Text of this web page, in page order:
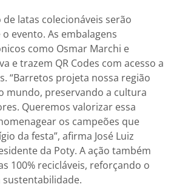
latas colecionáveis serão
evento. As embalagens
como Osmar Marchi e
e trazem QR Codes com acesso a
“Barretos projeta nossa região
mundo, preservando a cultura
Queremos valorizar essa
os campeões que
da festa”, afirma José Luiz
da Poty. A ação também
100% recicláveis, reforçando o